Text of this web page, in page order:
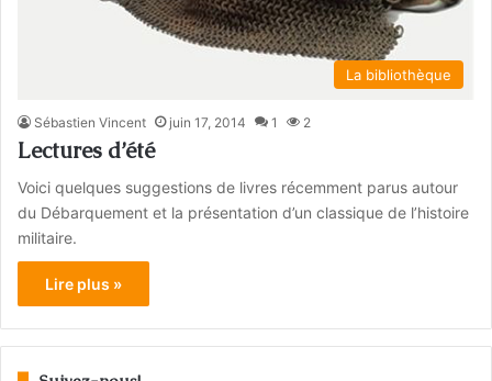
La bibliothèque
Sébastien Vincent juin 17, 2014 1 2
Lectures d’été
Voici quelques suggestions de livres récemment parus autour
du Débarquement et la présentation d’un classique de l’histoire
militaire.
Lire plus »